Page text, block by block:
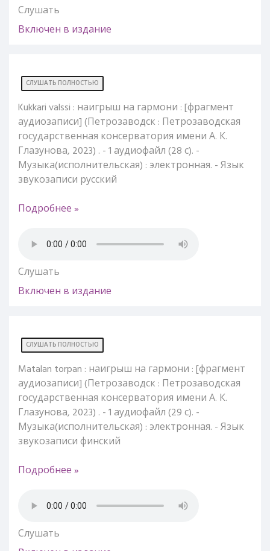
Слушать
Включен в издание
СЛУШАТЬ ПОЛНОСТЬЮ
Kukkari valssi : наигрыш на гармони : [фрагмент
аудиозаписи] (Петрозаводск : Петрозаводская
государственная консерватория имени А. К.
Глазунова, 2023) . - 1 аудиофайл (28 с). -
Музыка(исполнительская) : электронная. - Язык
звукозаписи русский
Подробнее »
Слушать
Включен в издание
СЛУШАТЬ ПОЛНОСТЬЮ
Matalan torpan : наигрыш на гармони : [фрагмент
аудиозаписи] (Петрозаводск : Петрозаводская
государственная консерватория имени А. К.
Глазунова, 2023) . - 1 аудиофайл (29 с). -
Музыка(исполнительская) : электронная. - Язык
звукозаписи финский
Подробнее »
Слушать